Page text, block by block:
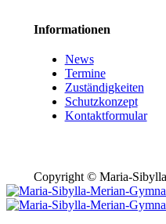
Informationen
News
Termine
Zuständigkeiten
Schutzkonzept
Kontaktformular
Copyright © Maria-